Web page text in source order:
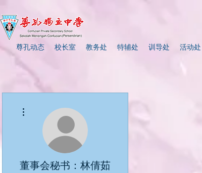
尊孔动态 校长室 教务处 特辅处 训导处 活动处
董事会秘书：林倩茹